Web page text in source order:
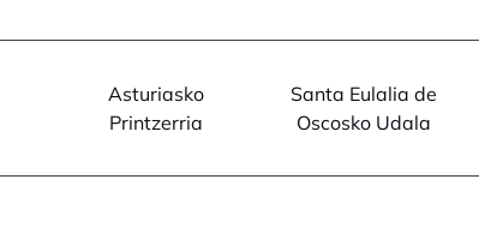
opens in a new tab
Asturiasko
Printzerria
Santa Eulalia de
Oscosko Udala